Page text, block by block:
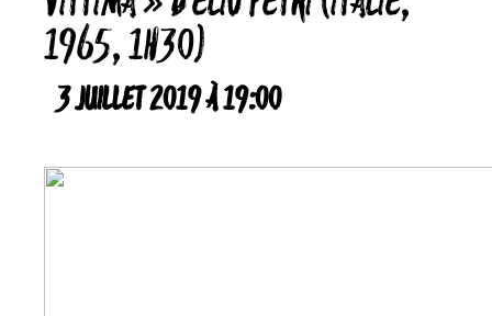
1965, 1H30)
3 JUILLET 2019 À 19:00